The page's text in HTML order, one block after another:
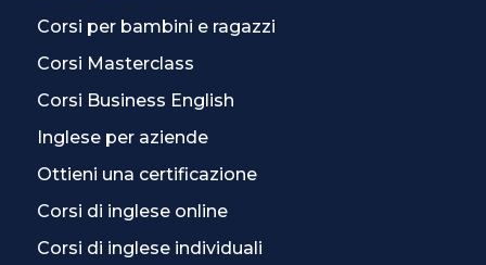
Corsi per bambini e ragazzi
Corsi Masterclass
Corsi Business English
Inglese per aziende
Ottieni una certificazione
Corsi di inglese online
Corsi di inglese individuali